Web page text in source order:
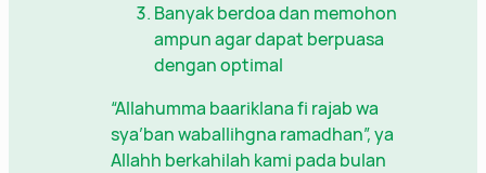
Banyak berdoa dan memohon
ampun agar dapat berpuasa
dengan optimal
“Allahumma baariklana fi rajab wa
sya’ban waballihgna ramadhan”, ya
Allahh berkahilah kami pada bulan